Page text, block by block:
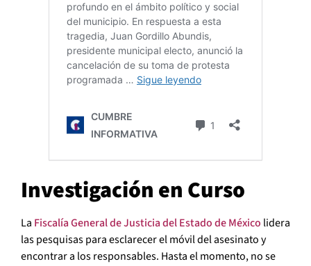
Investigación en Curso
La Fiscalía General de Justicia del Estado de México lidera
las pesquisas para esclarecer el móvil del asesinato y
encontrar a los responsables. Hasta el momento, no se